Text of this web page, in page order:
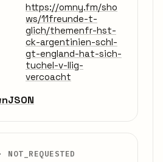
https://omny.fm/sho
ws/11freunde-t-
glich/themenfr-hst-
ck-argentinien-schl-
gt-england-hat-sich-
tuchel-v-llig-
vercoacht
JSON
NOT_REQUESTED